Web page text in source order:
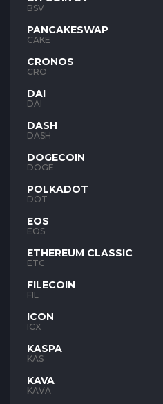
BSV
PANCAKESWAP
CAKE
CRONOS
CRO
DAI
DAI
DASH
DASH
DOGECOIN
DOGE
POLKADOT
DOT
EOS
EOS
ETHEREUM CLASSIC
ETC
FILECOIN
FIL
ICON
ICX
KASPA
KAS
KAVA
KAVA